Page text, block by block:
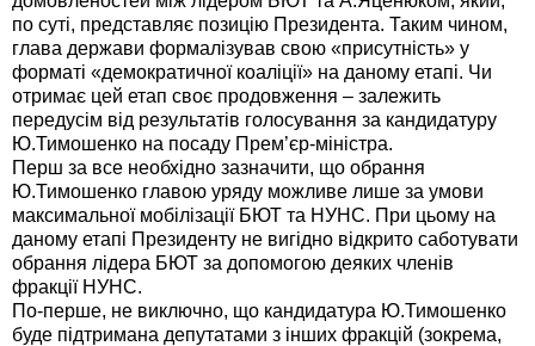
по суті, представляє позицію Президента. Таким чином,
глава держави формалізував свою «присутність» у
форматі «демократичної коаліції» на даному етапі. Чи
отримає цей етап своє продовження – залежить
передусім від результатів голосування за кандидатуру
Ю.Тимошенко на посаду Прем’єр-міністра.
Перш за все необхідно зазначити, що обрання
Ю.Тимошенко главою уряду можливе лише за умови
максимальної мобілізації БЮТ та НУНС. При цьому на
даному етапі Президенту не вигідно відкрито саботувати
обрання лідера БЮТ за допомогою деяких членів
фракції НУНС.
По-перше, не виключно, що кандидатура Ю.Тимошенко
буде підтримана депутатами з інших фракцій (зокрема,